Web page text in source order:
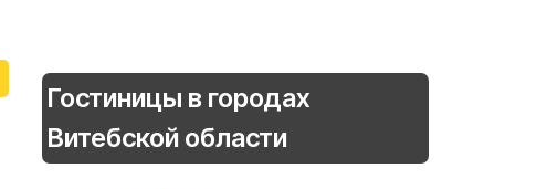
Гостиницы в городах
Витебской области